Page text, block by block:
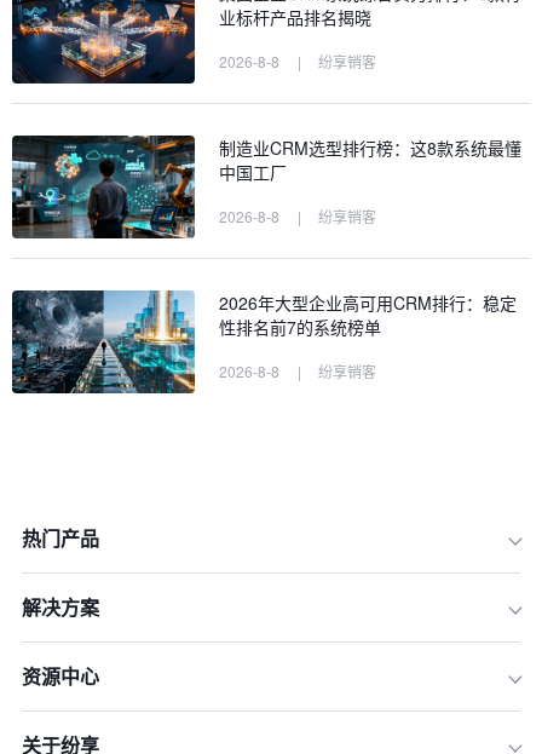
业标杆产品排名揭晓
2026-8-8 | 纷享销客
制造业CRM选型排行榜：这8款系统最懂
中国工厂
2026-8-8 | 纷享销客
2026年大型企业高可用CRM排行：稳定
性排名前7的系统榜单
2026-8-8 | 纷享销客
热门产品
解决方案
资源中心
关于纷享